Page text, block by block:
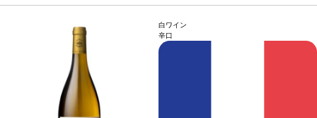
アペリティフに最適、またシャンパーニュの熟成感とコクは、白身
肉、海老、魚のグリルなどと良く合う。
葡萄品種
力的な芳香が加わる。滑らかなテクスチャーの味わいは、繊細でありながら豊満。
より力強いアロマ（ヘーゼルナッツ、グレープフルーツ、トースト）は、非常に洗
練されたミネラルに支えられ、後味はフレッシュさ、繊細さ、余韻の長さが際立
アペリティフに最適、またシャンパーニュの熟成感とコクは、白身
肉、海老、魚のグリルなどと良く合う。
白ワイン
辛口